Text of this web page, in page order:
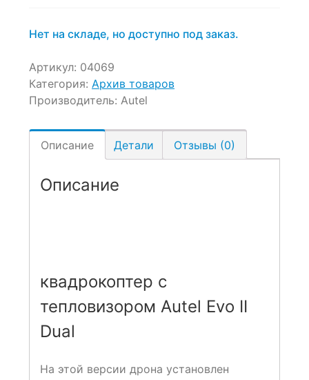
Нет на складе, но доступно под заказ.
Артикул: 04069
Категория: Архив товаров
Производитель: Autel
Описание Детали Отзывы (0)
Описание
квадрокоптер с
тепловизором Autel Evo II
Dual
На этой версии дрона установлен